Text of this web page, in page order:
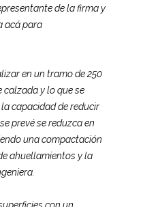
de la firma y
acá para
en un tramo de 250
calzada y lo que se
capacidad de reducir
prevé se reduzca en
una compactación
ahuellamientos y la